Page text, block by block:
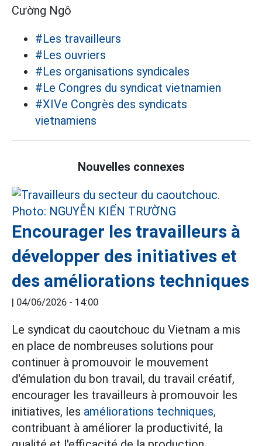
Cường Ngô
#Les travailleurs
#Les ouvriers
#Les organisations syndicales
#Le Congres du syndicat vietnamien
#XIVe Congrès des syndicats
vietnamiens
Nouvelles connexes
Encourager les travailleurs à
développer des initiatives et
des améliorations techniques
| 04/06/2026 - 14:00
Le syndicat du caoutchouc du Vietnam a mis
en place de nombreuses solutions pour
continuer à promouvoir le mouvement
d'émulation du bon travail, du travail créatif,
encourager les travailleurs à promouvoir les
initiatives, les améliorations techniques,
contribuant à améliorer la productivité, la